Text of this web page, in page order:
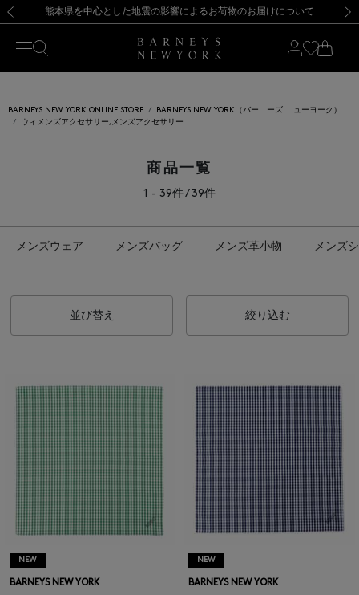
新規登録のお客様も対象！＜MY BARNEYS＞会員のお客様は11,000円（税込）以上のお買上げで常時送料無料！お買い物の際は会員登録を！
【夏季休業に伴う返品・交換承り一時停止のお知らせ】（2026.8.5）
熊本県を中心とした地震の影響によるお荷物のお届けについて
【開催中】SUMMER SALEのご案内・ご注意事項 新規登録のお客様も対象！＜MY BARNEYS＞会員のお客様は11,000円（税込）以上のお買上げで常時送料無料！お買い物の際は会員登録を！
【夏季休業に伴う返品・交換承り一時停止のお知らせ】（2026.8.5）
BARNEYS NEW YORK ONLINE STORE
BARNEYS NEW YORK（バーニーズ ニューヨーク）
ウィメンズアクセサリー,メンズアクセサリー
商品一覧
1 - 39件 / 39件
メンズウェア メンズバッグ メンズ革小物 メンズ
並び替え 絞り込む
NEW
BARNEYS NEW YORK
NEW
BARNEYS NEW YORK